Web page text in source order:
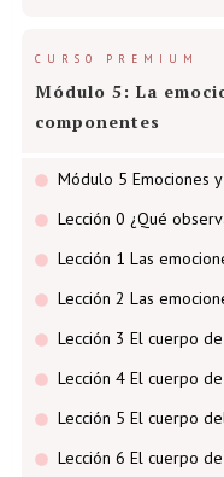
CURSO PREMIUM
Módulo 5: La
componentes
Módulo 5 Emociones
Lección 0 ¿Qué
Lección 1 Las
Lección 2 Las
Lección 3 El cuerpo
Lección 4 El cuerpo
Lección 5 El cuerpo
Lección 6 El cuerpo